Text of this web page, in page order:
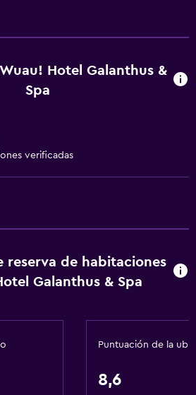
Hotel Galanthus &
Spa
verificadas
reserva de habitaciones
Galanthus & Spa
Puntuación de la
8,6